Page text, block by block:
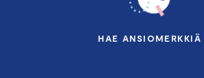
HAE ANSIOMERKKIÄ